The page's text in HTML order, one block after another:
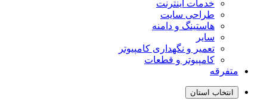
خدمات اینترنت
طراحی سایت
هاستینگ و دامنه
سایر
تعمیر و نگهداری کامپیوتر
کامپیوتر و قطعات
متفرقه
انتخاب استان